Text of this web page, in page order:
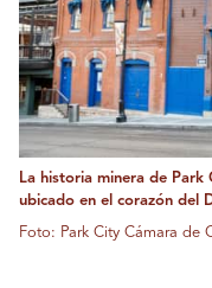
La historia minera de Park
ubicado en el corazón del
Foto: Park City Cámara de